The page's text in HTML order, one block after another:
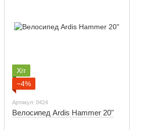
Хіт
−4%
Артикул: 0424
Велосипед Ardis Hammer 20"